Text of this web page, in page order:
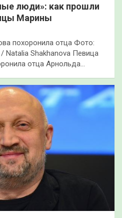
люди»: как прошли
Марины
похоронила отца Фото:
Natalia Shakhanova Певица
отца Арнольда…